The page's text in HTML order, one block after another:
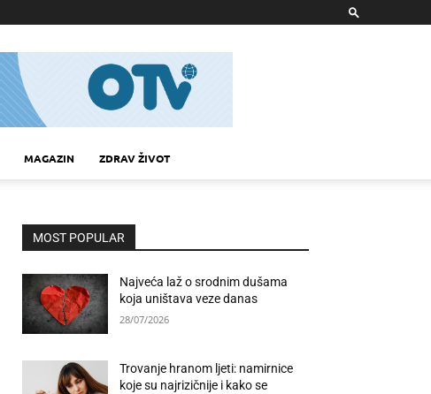
MAGAZIN ZDRAV ŽIVOT
MOST POPULAR
Najveća laž o srodnim dušama
koja uništava veze danas
28/07/2026
Trovanje hranom ljeti: namirnice
koje su najrizičnije i kako se